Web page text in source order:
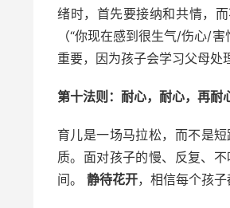
绪时，首先要接纳和共情，
（“你现在感到很生气/伤心/
重要，因为孩子会学习父母处
第十法则：耐心，耐心，再
育儿是一场马拉松，而不是
质。面对孩子的慢、反复、
间。 静待花开，相信每个孩